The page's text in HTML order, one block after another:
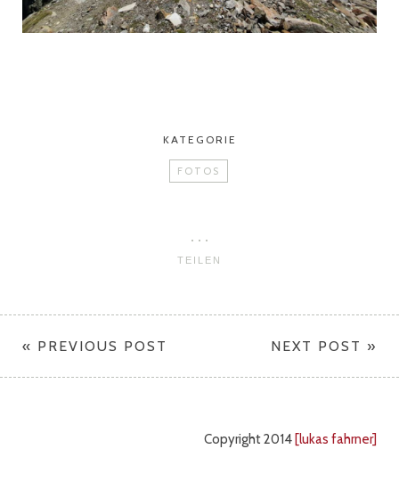
KATEGORIE
FOTOS
TEILEN
NEXT POST »
« PREVIOUS POST
Copyright 2014 [lukas fahrner]